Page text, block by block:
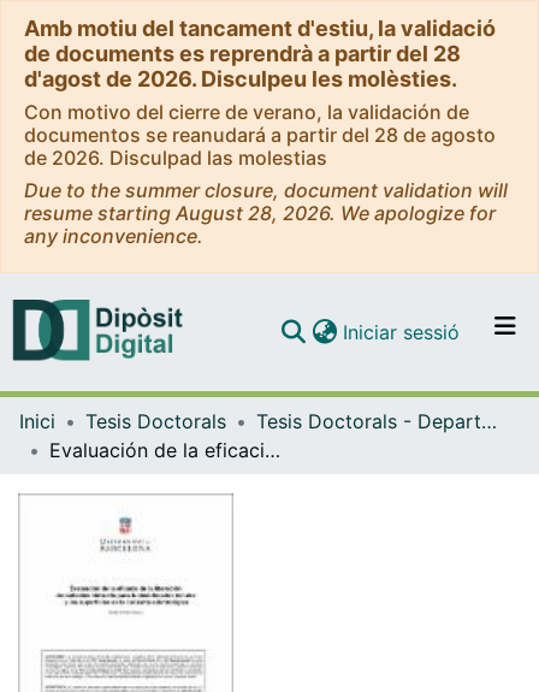
Amb motiu del tancament d'estiu, la validació
de documents es reprendrà a partir del 28
d'agost de 2026. Disculpeu les molèsties.
Con motivo del cierre de verano, la validación de
documentos se reanudará a partir del 28 de agosto
de 2026. Disculpad las molestias
Due to the summer closure, document validation will
resume starting August 28, 2026. We apologize for
any inconvenience.
Navega per tot el DD
Iniciar sessió (current)
Inici Tesis Doctorals
Tesis Doctorals - Departament - Odontoestomatologia
Evaluación de la eficacia de la liberación de radicales hidroxilo para la desinfección del aire y las superficies en la consulta odontológica